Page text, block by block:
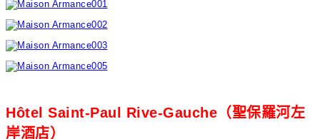
Hôtel Saint-Paul Rive-Gauche（聖保羅河左
岸酒店）